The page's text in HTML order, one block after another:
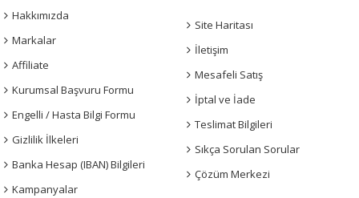
Hakkımızda
Markalar
Affiliate
Kurumsal Başvuru Formu
Engelli / Hasta Bilgi Formu
Gizlilik İlkeleri
Banka Hesap (IBAN) Bilgileri
Kampanyalar
Site Haritası
İletişim
Mesafeli Satış
İptal ve İade
Teslimat Bilgileri
Sıkça Sorulan Sorular
Çözüm Merkezi